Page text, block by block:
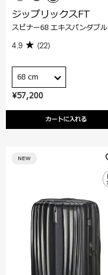
¥57,200
カートに入れる
ジップリックスFT
スピナー68 エキスパンダブル
4.9 (22)
68 cm
NEW